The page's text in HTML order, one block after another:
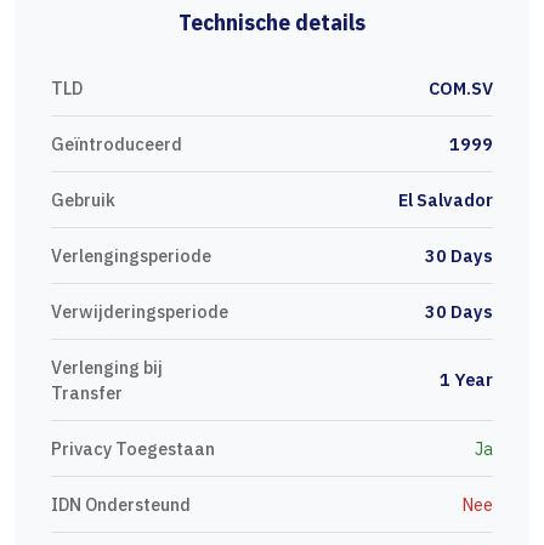
Technische details
TLD COM.SV
Geïntroduceerd 1999
Gebruik El Salvador
Verlengingsperiode 30 Days
Verwijderingsperiode 30 Days
Verlenging bij
Transfer
1 Year
Privacy Toegestaan Ja
IDN Ondersteund Nee